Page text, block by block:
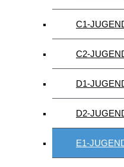
C1-
C2-
D1-
D2-
E1-